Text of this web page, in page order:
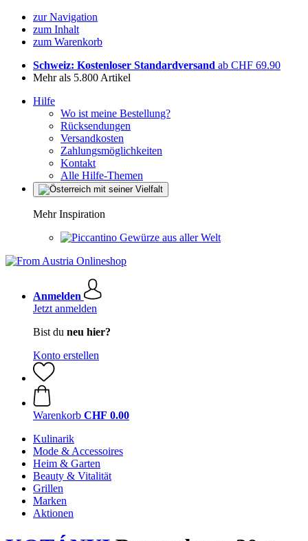
zur Navigation
zum Inhalt
zum Warenkorb
Schweiz: Kostenloser Standardversand ab CHF 69.90
Mehr als 5.800 Artikel
Hilfe
Wo ist meine Bestellung?
Rücksendungen
Versandkosten
Zahlungsmöglichkeiten
Kontakt
Alle Hilfe-Themen
Mehr Inspiration
Gewürze aus aller Welt
Anmelden
Jetzt anmelden
Bist du neu hier?
Konto erstellen
Warenkorb CHF 0.00
Kulinarik
Mode & Accessoires
Heim & Garten
Beauty & Vitalität
Grillen
Marken
Aktionen